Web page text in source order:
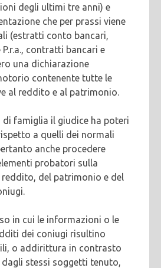
degli ultimi tre anni) e
che per prassi viene
(estratti conto bancari,
contratti bancari e
una dichiarazione
contenente tutte le
al reddito e al patrimonio.
famiglia il giudice ha poteri
a quelli dei normali
anche procedere
probatori sulla
del patrimonio e del
in cui le informazioni o le
dei coniugi risultino
o addirittura in contrasto
stessi soggetti tenuto,